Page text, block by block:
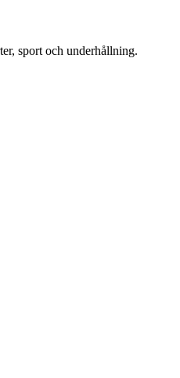
sport och underhållning.